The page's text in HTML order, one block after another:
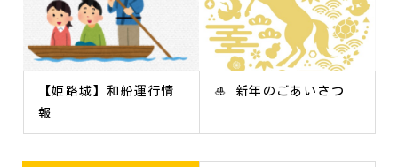
【姫路城】和船運行情
報
🎍 新年のごあいさつ